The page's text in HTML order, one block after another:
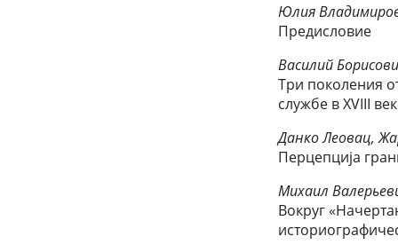
Юлия
Предисловие
Василий
Три поколения
службе в XVIII
Данко Леовац,
Перцепција
Михаил
Вокруг